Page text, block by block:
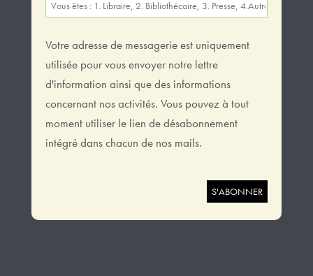
Votre adresse de messagerie est uniquement
utilisée pour vous envoyer notre lettre
d'information ainsi que des informations
concernant nos activités. Vous pouvez à tout
moment utiliser le lien de désabonnement
intégré dans chacun de nos mails.